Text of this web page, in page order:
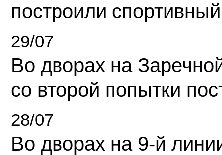
построили
29/07
Во дворах на
со второй попытки
28/07
Во дворах на 9-й